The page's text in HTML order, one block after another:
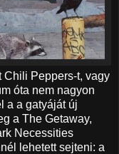
Chili Peppers-t, vagy
óta nem nagyon
a a gatyáját új
a The Getaway,
Necessities
lehetett sejteni: a